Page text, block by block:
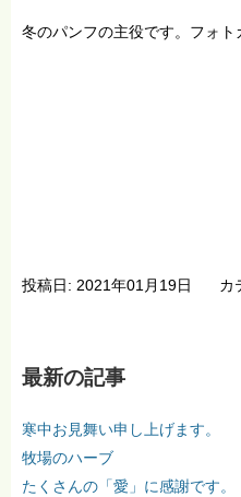
冬のパンフの主役です。フォト
投稿日: 2021年01月19日 カ
最新の記事
寒中お見舞い申し上げます。
牧場のハーブ
たくさんの「愛」に感謝です。